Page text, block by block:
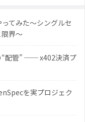
てみた〜シングルセ
界〜
“配管” ── x402決済プ
を実プロジェク